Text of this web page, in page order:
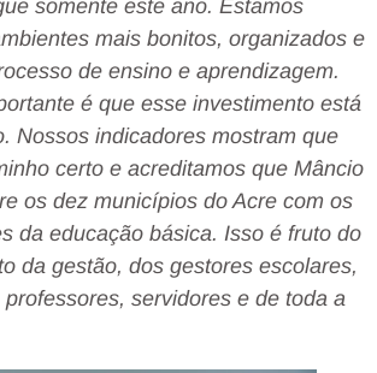
somente este ano. Estamos
mais bonitos, organizados e
de ensino e aprendizagem.
é que esse investimento está
Nossos indicadores mostram que
certo e acreditamos que Mâncio
os dez municípios do Acre com os
da educação básica. Isso é fruto do
da gestão, dos gestores escolares,
servidores e de toda a